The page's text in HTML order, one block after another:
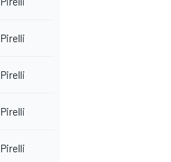
Pirelli
Pirelli
Pirelli
Pirelli